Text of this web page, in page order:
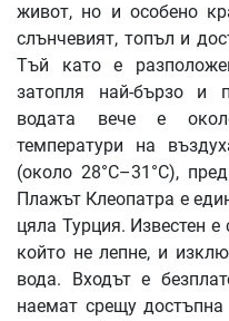
живот, но и особено
слънчевият, топъл и
Тъй като е
затопля най-бързо и
водата вече е
температури на
(около 28°C–31°C),
Плажът Клеопатра е
цяла Турция. Известен е
който не лепне, и
вода. Входът е
наемат срещу